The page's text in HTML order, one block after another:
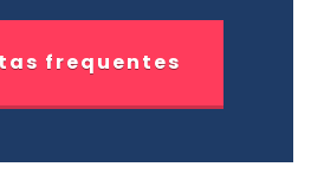
frequentes